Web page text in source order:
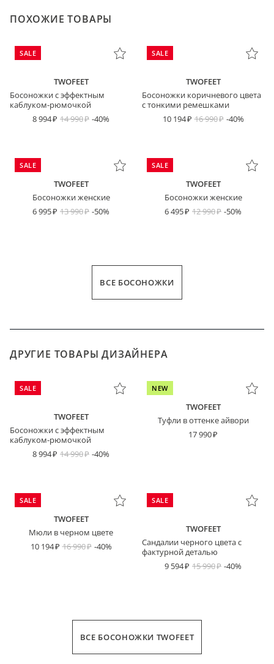
ПОХОЖИЕ ТОВАРЫ
SALE
TWOFEET
Босоножки с эффектным
каблуком-рюмочкой
8 994
14 990 -40%
SALE
TWOFEET
Босоножки коричневого цвета
с тонкими ремешками
10 194
16 990 -40%
SALE
TWOFEET
Босоножки женские
6 995
13 990 -50%
SALE
TWOFEET
Босоножки женские
6 495
12 990 -50%
ВСЕ БОСОНОЖКИ
ДРУГИЕ ТОВАРЫ ДИЗАЙНЕРА
SALE
TWOFEET
Босоножки с эффектным
каблуком-рюмочкой
8 994
14 990 -40%
NEW
TWOFEET
Туфли в оттенке айвори
17 990
SALE
TWOFEET
Мюли в черном цвете
10 194
16 990 -40%
SALE
TWOFEET
Сандалии черного цвета с
фактурной деталью
9 594
15 990 -40%
ВСЕ БОСОНОЖКИ TWOFEET